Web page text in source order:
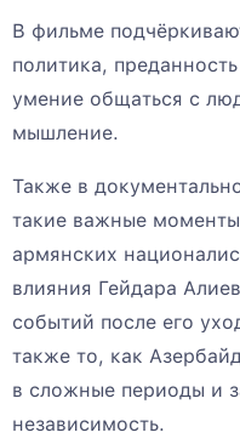
В фильме
политика,
умение общаться с
мышление.
Также в
такие важные
армянских
влияния Гейдара
событий после его
также то, как
в сложные периоды и
независимость.